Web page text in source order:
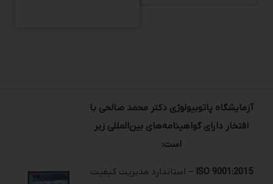
افتخار دارای گواهینامه‌های بین‌المللی زیر
است:
(از ICA، هند)